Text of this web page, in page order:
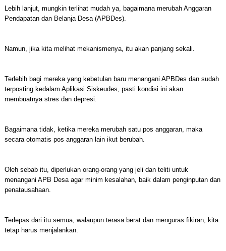
Lebih lanjut, mungkin terlihat mudah ya, bagaimana merubah Anggaran
Pendapatan dan Belanja Desa (APBDes).
Namun, jika kita melihat mekanismenya, itu akan panjang sekali.
Terlebih bagi mereka yang kebetulan baru menangani APBDes dan sudah
terposting kedalam Aplikasi Siskeudes, pasti kondisi ini akan
membuatnya stres dan depresi.
Bagaimana tidak, ketika mereka merubah satu pos anggaran, maka
secara otomatis pos anggaran lain ikut berubah.
Oleh sebab itu, diperlukan orang-orang yang jeli dan teliti untuk
menangani APB Desa agar minim kesalahan, baik dalam penginputan dan
penatausahaan.
Terlepas dari itu semua, walaupun terasa berat dan menguras fikiran, kita
tetap harus menjalankan.